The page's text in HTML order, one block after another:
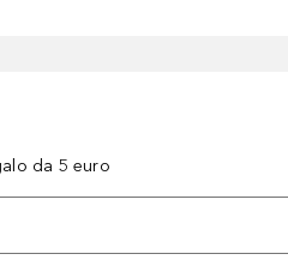
da 5 euro